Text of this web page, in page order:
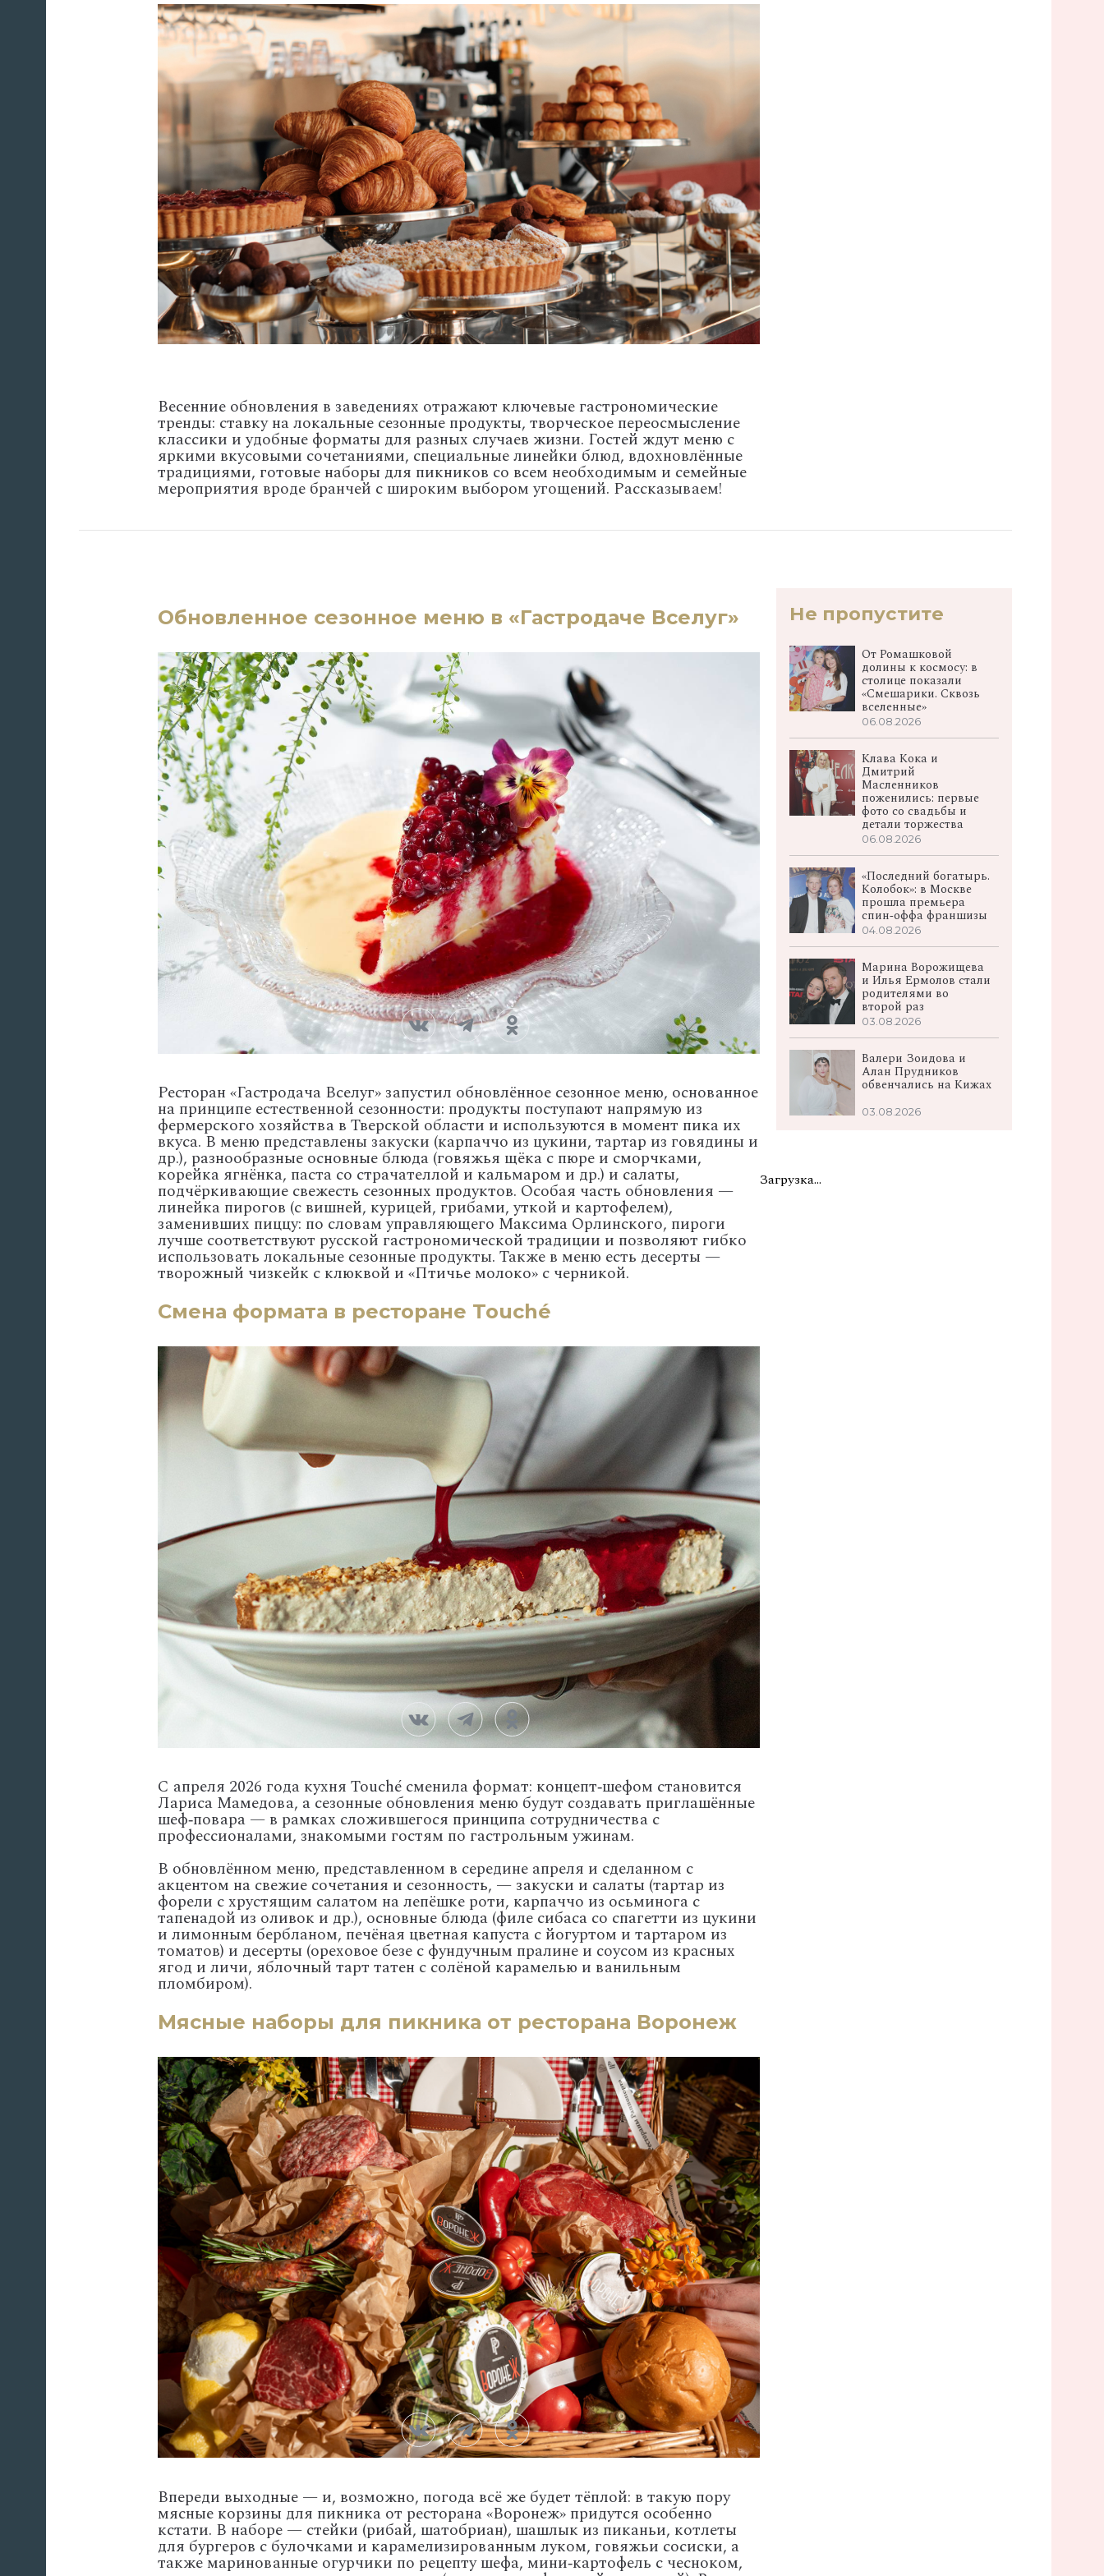
Весенние обновления в заведениях отражают ключевые гастрономические
тренды: ставкуналокальные сезонные продукты, творческое переосмысление
классики иудобные форматы для разных случаев жизни. Гостей ждут меню с
яркими вкусовыми сочетаниями, специальныелинейки блюд, вдохновлённые
традициями, готовые наборы для пикников со всем необходимым и семейные
мероприятия вроде бранчей с широким выборомугощений. Рассказываем!
Обновленное сезонное меню в «Гастродаче Вселуг»
Ресторан «Гастродача Вселуг» запустил обновлённое сезонное меню, основанное
на принципе естественной сезонности: продукты поступают напрямую из
фермерского хозяйства в Тверской области и используются в момент пика их
вкуса. В меню представлены закуски (карпаччо из цукини, тартар из говядины и
др.), разнообразные основные блюда (говяжья щёка с пюре и сморчками,
корейка ягнёнка, паста со страчателлой и кальмаром и др.) и салаты,
подчёркивающие свежесть сезонных продуктов. Особая часть обновления —
линейка пирогов (с вишней, курицей, грибами,уткой и картофелем),
заменивших пиццу: по словамуправляющего Максима Орлинского, пироги
лучше соответствуют русской гастрономической традиции и позволяют гибко
использовать локальные сезонные продукты. Также в меню есть десерты —
творожный чизкейк с клюквой и «Птичье молоко» с черникой.
Смена формата в ресторане Touché
С апреля 2026 года кухня Touché сменила формат: концепт‑шефом становится
Лариса Мамедова, а сезонные обновления меню будут создавать приглашённые
шеф‑повара — в рамках сложившегося принципа сотрудничества с
профессионалами, знакомыми гостям по гастрольным ужинам.
В обновлённом меню, представленном в середине апреля и сделанном с
акцентом на свежие сочетания и сезонность, — закуски и салаты (тартар из
форели с хрустящим салатом на лепёшке роти, карпаччо из осьминога с
тапенадой из оливок и др.), основные блюда (филе сибаса со спагетти из цукини
и лимонным бербланом, печёная цветная капуста с йогуртом и тартаром из
томатов) и десерты (ореховое безе с фундучным пралине и соусом из красных
ягод и личи, яблочный тарт татен с солёной карамелью и ванильным
пломбиром).
Мясные наборы для пикника от ресторана Воронеж
Впереди выходные — и, возможно, погода всё же будет тёплой: в такую пору
мясные корзины для пикника от ресторана «Воронеж» придутся особенно
кстати. В наборе — стейки (рибай, шатобриан), шашлык из пиканьи, котлеты
для бургеров с булочками и карамелизированным луком, говяжьи сосиски, а
также маринованные огурчики по рецепту шефа, мини‑картофель с чесноком,
Не пропустите
От Ромашковой
долины к космосу: в
столице показали
«Смешарики. Сквозь
вселенные»
06.08.2026
Клава Кока и
Дмитрий
Масленников
поженились: первые
фото со свадьбы и
детали торжества
06.08.2026
«Последний богатырь.
Колобок»: в Москве
прошла премьера
спин‑оффа франшизы
04.08.2026
Марина Ворожищева
и Илья Ермолов стали
родителями во
второй раз
03.08.2026
Валери Зоидова и
Алан Прудников
обвенчались на Кижах
03.08.2026
Загрузка...